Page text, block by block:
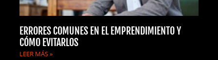
ERRORES COMUNES EN EL EMPRENDIMIENTO Y
CÓMO EVITARLOS
LEER MÁS »